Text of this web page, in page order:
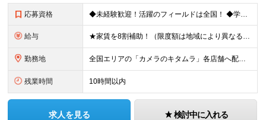
応募資格 ◆未経験歓迎！活躍のフィールドは全国！ ◆学歴不問 ◆第二新卒も活躍中 ◆35歳以下の方（若年層の長期キャリア形成を図るため）
給与 ★家賃を8割補助！（限度額は地域により異なる） ※転勤による引っ越しが発生する場合 ＝＝＝＝＝＝＝＝＝＝＝＝＝＝＝＝＝＝＝＝＝＝＝ 例えば、家賃7.5万円なら6万円は会社で負担。 あなたが支払うのは、
勤務地 全国エリアの「カメラのキタムラ」各店舗へ配属となります ※最初の配属先は希望を最大限考慮した上で決定します ▼詳しい勤務地住所は下記URLをご確認ください。 https://sss.kitamur
残業時間 10時間以内
求人を見る 検討中に入れる